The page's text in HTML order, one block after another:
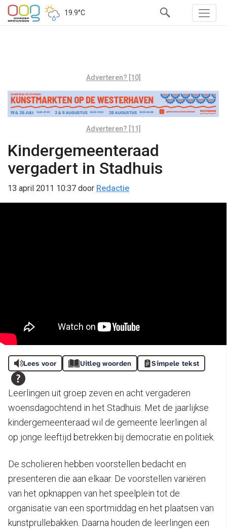
19.9°C
Adverteren? [10]
Adverteren? [11]
Kindergemeenteraad
vergadert in Stadhuis
13 april 2011 10:37 door Redactie
Lees voor Uitleg woorden Simpele tekst
Leerlingen uit groep zeven en acht vergaderen
woensdagochtend in het Stadhuis. Met de jaarlijkse
kindergemeenteraad wil de gemeente leerlingen al
op jonge leeftijd betrekken bij democratie en politiek.
De scholieren hebben voorstellen bedacht en
presenteren die aan elkaar. De voorstellen variëren
van het opknappen van het speelplein tot de
organisatie van een sportmiddag en het plaatsen van
kunstprullebakken. Daarna houden de leerlingen een